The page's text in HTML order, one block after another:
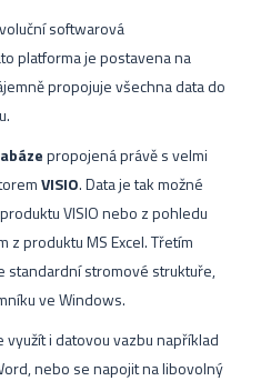
softwarová
platforma je postavena na
propojuje všechna data do
propojená právě s velmi
VISIO. Data je tak možné
VISIO nebo z pohledu
produktu MS Excel. Třetím
standardní stromové struktuře,
ve Windows.
i datovou vazbu například
nebo se napojit na libovolný